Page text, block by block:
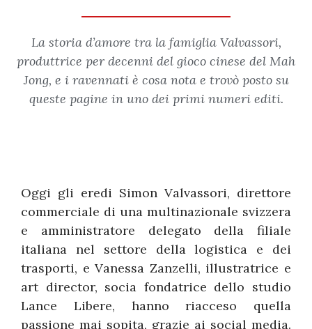
La storia d’amore tra la famiglia Valvassori,
produttrice per decenni del gioco cinese del Mah
Jong, e i ravennati è cosa nota e trovò posto su
queste pagine in uno dei primi numeri editi.
Oggi gli eredi Simon Valvassori, direttore
commerciale di una multinazionale svizzera
e amministratore delegato della filiale
italiana nel settore della logistica e dei
trasporti, e Vanessa Zanzelli, illustratrice e
art director, socia fondatrice dello studio
Lance Libere, hanno riacceso quella
passione mai sopita, grazie ai social media.